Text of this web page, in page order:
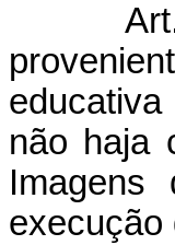
Art. 12.
não haja
Imagens
execução